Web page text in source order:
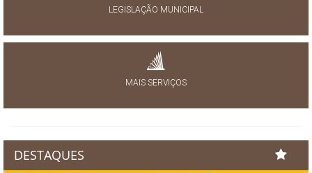
LEGISLAÇÃO MUNICIPAL
MAIS SERVIÇOS
DESTAQUES